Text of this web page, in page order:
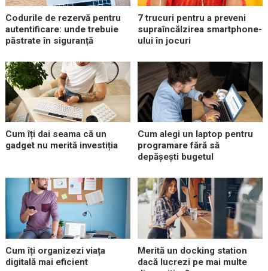
Codurile de rezervă pentru
autentificare: unde trebuie
păstrate în siguranță
7 trucuri pentru a preveni
supraîncălzirea smartphone-
ului în jocuri
Cum îți dai seama că un
gadget nu merită investiția
Cum alegi un laptop pentru
programare fără să
depășești bugetul
Cum îți organizezi viața
digitală mai eficient
Merită un docking station
dacă lucrezi pe mai multe